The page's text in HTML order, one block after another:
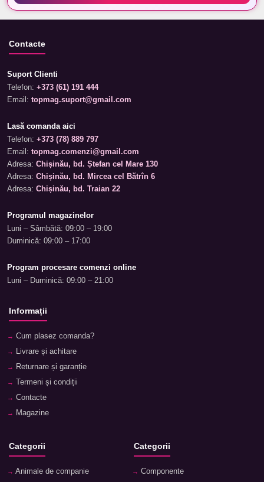
Contacte
Suport Clienti
Telefon: +373 (61) 191 444
Email: topmag.suport@gmail.com
Lasă comanda aici
Telefon: +373 (78) 889 797
Email: topmag.comenzi@gmail.com
Adresa: Chișinău, bd. Ștefan cel Mare 130
Adresa: Chișinău, bd. Mircea cel Bătrîn 6
Adresa: Chișinău, bd. Traian 22
Programul magazinelor
Luni – Sâmbătă: 09:00 – 19:00
Duminică: 09:00 – 17:00
Program procesare comenzi online
Luni – Duminică: 09:00 – 21:00
Informații
Cum plasez comanda?
Livrare și achitare
Returnare și garanție
Termeni și condiții
Contacte
Magazine
Categorii
Animale de companie
Categorii
Componente